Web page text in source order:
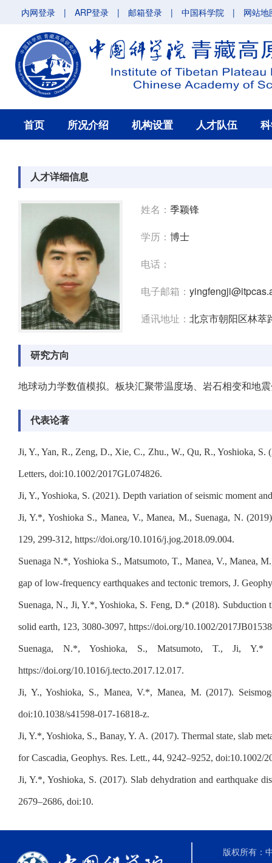
内网登录 | ARP登录 | 邮箱登录 | 中国科学院 | 网站地
首页 所况介绍 机构设置 人才队伍
人才详细信息
姓名： 季颖锋
学历： 博士
电话：
电子邮箱：
通讯地址： 北京市朝阳区林萃
研究方向
地球动力学数值模拟。板块汇聚带温度场、岩石相变和地
代表论著
Ji, Y., Yan, R., Zeng, D., Xie, C., Zhu., W., Qu, R., Yoshioka, S.
Letters, doi:10.1002/2017GL074826.
Ji, Y., Yoshioka, S. (2021). Depth variation of seismic moment
Ji, Y.*, Yoshioka S., Manea, V., Manea, M., Suenaga, N.
129, 299-312, https://doi.org/10.1016/j.jog.2018.09.004.
Suenaga N.*, Yoshioka S., Matsumoto, T., Manea, V., Manea,
gap of low-frequency earthquakes and tectonic tremors, J.
Suenaga, N., Ji, Y.*, Yoshioka, S. Feng, D.* (2018). Subduction
solid earth, 123, 3080-3097, https://doi.org/10.1002/
Suenaga, N.*, Yoshioka, S., Matsumoto, T., Ji, Y.*
https://doi.org/10.1016/j.tecto.2017.12.017.
Ji, Y., Yoshioka, S., Manea, V.*, Manea, M. (2017).
doi:10.1038/s41598-017-16818-z.
Ji, Y.*, Yoshioka, S., Banay, Y. A. (2017). Thermal state, slab
for Cascadia, Geophys. Res. Lett., 44, 9242–9252,
Ji, Y.*, Yoshioka, S. (2017). Slab dehydration and earthquake
2679–2686, doi:10.
版权所有：